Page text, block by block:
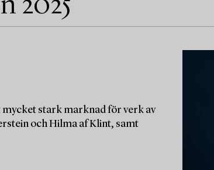
2025
stark marknad för verk av
och Hilma af Klint, samt